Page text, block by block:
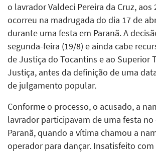
o lavrador Valdeci Pereira da Cruz, aos
ocorreu na madrugada do dia 17 de
durante uma festa em Paranã. A
segunda-feira (19/8) e ainda cabe
de Justiça do Tocantins e ao Superior
Justiça, antes da definição de uma
de julgamento popular.
Conforme o processo, o acusado, a
lavrador participavam de uma festa
Paranã, quando a vítima chamou a
operador para dançar. Insatisfeito